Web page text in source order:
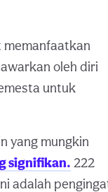
memanfaatkan
oleh diri
untuk
yang mungkin
signifikan. 222
adalah